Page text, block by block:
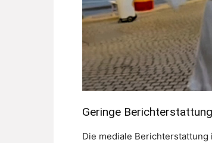
Geringe
Die mediale